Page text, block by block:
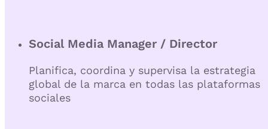
Social Media Manager / Director
Planifica, coordina y supervisa la estrategia
global de la marca en todas las plataformas
sociales